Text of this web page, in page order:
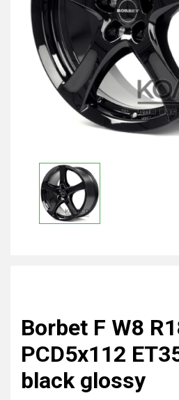
Borbet F W8
PCD5x112
black glossy